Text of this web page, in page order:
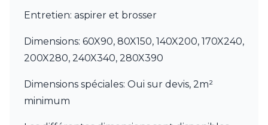
Leds C4
LichtRaum Funktion
Lucide
Luminara
Lumini
Entretien: aspirer et brosser
Dimensions: 60X90, 80X150, 140X200, 170X240,
200X280, 240X340, 280X390
Dimensions spéciales: Oui sur devis, 2m²
minimum